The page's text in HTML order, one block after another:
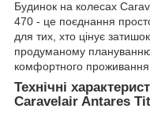
Будинок на колесах
470 - це поєднання
для тих, хто цінує
продуманому
комфортного
Технічні
Caravelair Antares